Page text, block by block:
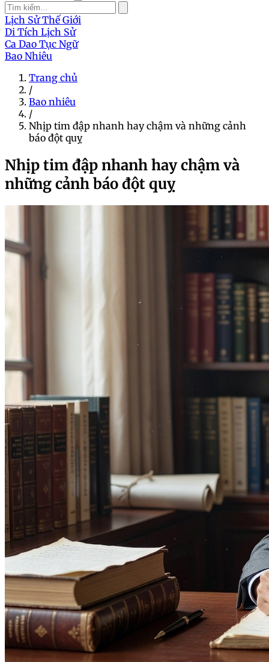
Lịch Sử Thế Giới
Di Tích Lịch Sử
Ca Dao Tục Ngữ
Bao Nhiêu
Trang chủ
/
Bao nhiêu
/
Nhịp tim đập nhanh hay chậm và những cảnh
báo đột quỵ
Nhịp tim đập nhanh hay chậm và
những cảnh báo đột quỵ